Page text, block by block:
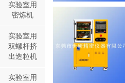
实验室用
密炼机
实验室用
双螺杆挤
出造粒机
实验室用